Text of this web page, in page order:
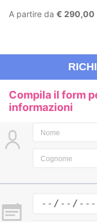
A partire da € 290,00
Compila il form
informazioni